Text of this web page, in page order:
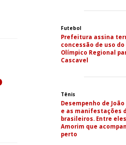
Futebol
Prefeitura assina
concessão de uso
Olímpico Regional
Cascavel
Tênis
Desempenho de João
e as manifestações
brasileiros. Entre
Amorim que
perto